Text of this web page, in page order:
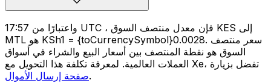
واعتبارًا من 17:57 UTC ، فإن معدل منتصف السوق KES إلى
MTL هو KSh1 = {toCurrencySymbol}0.0028. سعر منتصف
السوق هو نقطة المنتصف بين أسعار البيع والشراء في أسواق
العملات العالمية. لمعرفة تكلفة هذا التحويل مع Xe، تفضل بزيارة
صفحة إرسال الأموال.